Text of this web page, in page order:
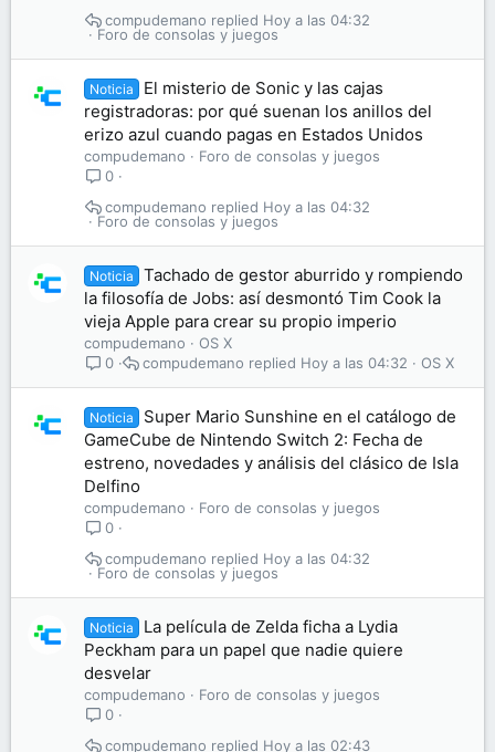
Foro de consolas y juegos
Hoy a las 04:32
compudemano
Noticia
El misterio de Sonic y las cajas
registradoras: por qué suenan los anillos del
erizo azul cuando pagas en Estados Unidos
compudemano
Foro de consolas y juegos
0
Foro de consolas y juegos
Hoy a las 04:32
compudemano
Noticia
Tachado de gestor aburrido y rompiendo
la filosofía de Jobs: así desmontó Tim Cook la
vieja Apple para crear su propio imperio
compudemano
OS X
0
OS X
Hoy a las 04:32
compudemano
Noticia
Super Mario Sunshine en el catálogo de
GameCube de Nintendo Switch 2: Fecha de
estreno, novedades y análisis del clásico de Isla
Delfino
compudemano
Foro de consolas y juegos
0
Foro de consolas y juegos
Hoy a las 04:32
compudemano
Noticia
La película de Zelda ficha a Lydia
Peckham para un papel que nadie quiere
desvelar
compudemano
Foro de consolas y juegos
0
Hoy a las 02:43
compudemano